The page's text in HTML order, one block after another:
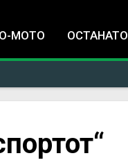
МОТО ОСТАНАТО